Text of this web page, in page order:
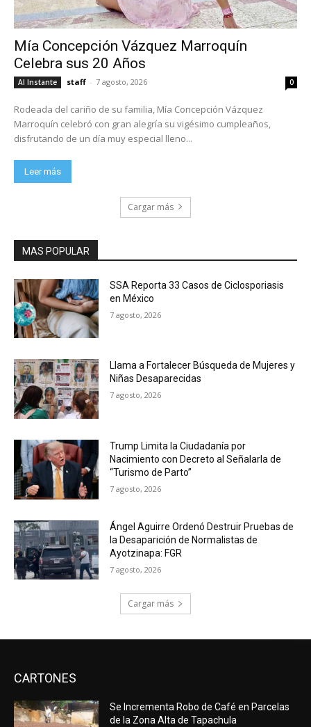
Mía Concepción Vázquez Marroquín
Celebra sus 20 Años
Al Instante staff - 7 agosto, 2026 0
Rodeada del cariño de su familia, Mía Concepción Vázquez
Marroquín celebró con gran alegría su vigésimo cumpleaños,
disfrutando de un día muy especial lleno...
Leer más
Cargar más
MAS POPULAR
SSA Reporta 33 Casos de Ciclosporiasis
en México
7 agosto, 2026
Llama a Fortalecer Búsqueda de Mujeres y
Niñas Desaparecidas
7 agosto, 2026
Trump Limita la Ciudadanía por
Nacimiento con Decreto al Señalarla de
“Turismo de Parto”
7 agosto, 2026
Ángel Aguirre Ordenó Destruir Pruebas de
la Desaparición de Normalistas de
Ayotzinapa: FGR
7 agosto, 2026
Cargar más
CARTONES
Se Incrementa Robo de Café en Parcelas
de la Zona Alta de Tapachula